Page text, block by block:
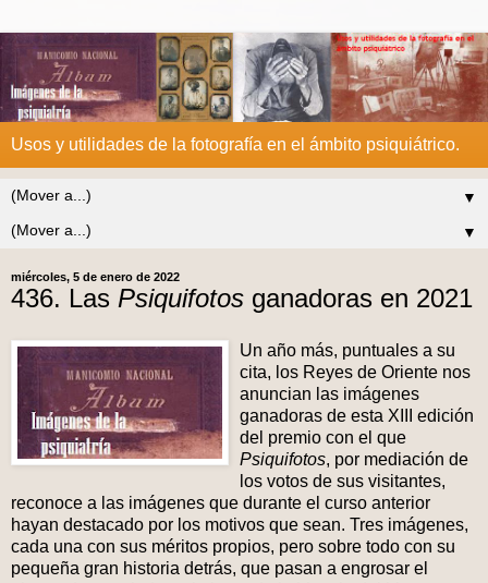
Usos y utilidades de la fotografía en el ámbito psiquiátrico.
▼
▼
miércoles, 5 de enero de 2022
436. Las Psiquifotos ganadoras en 2021
Un año más, puntuales a su
cita, los Reyes de Oriente nos
anuncian las imágenes
ganadoras de esta XIII edición
del premio con el que
Psiquifotos, por mediación de
los votos de sus visitantes,
reconoce a las imágenes que durante el curso anterior
hayan destacado por los motivos que sean. Tres imágenes,
cada una con sus méritos propios, pero sobre todo con su
pequeña gran historia detrás, que pasan a engrosar el